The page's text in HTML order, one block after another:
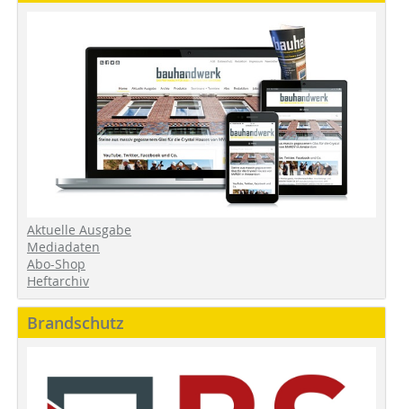
Aktuelle Ausgabe
Mediadaten
Abo-Shop
Heftarchiv
Brandschutz